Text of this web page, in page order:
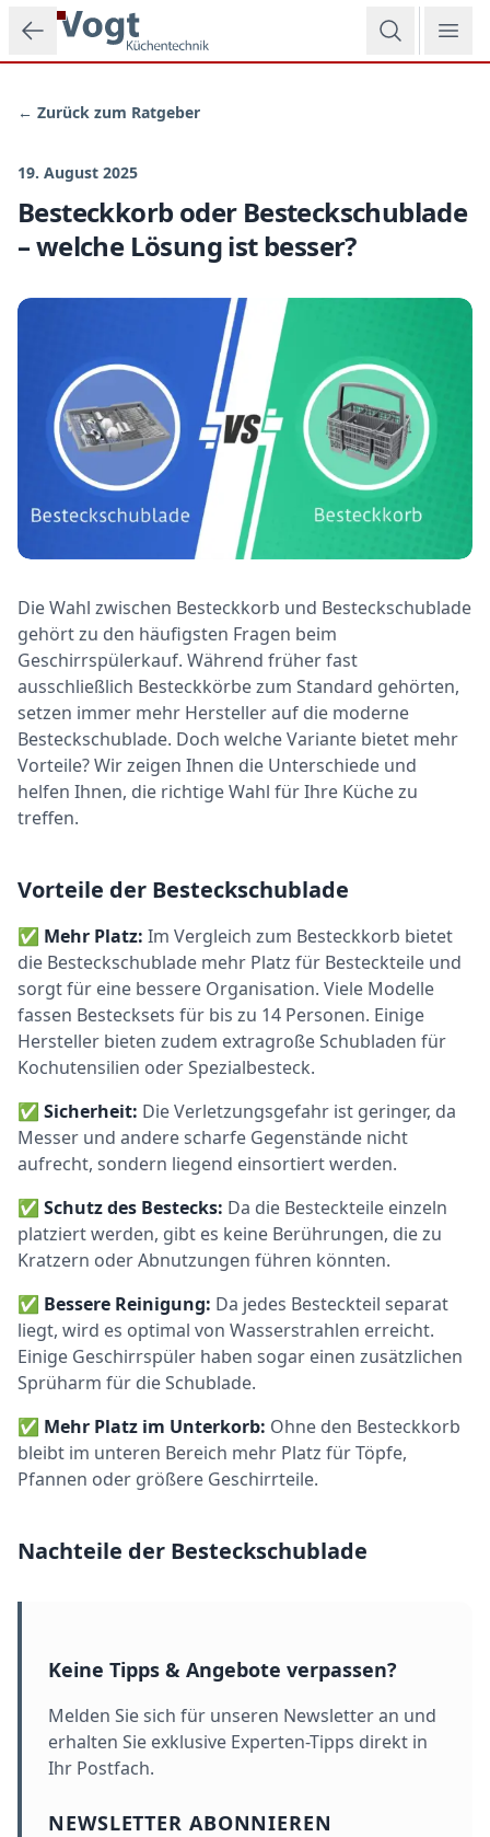
Zum Hauptinhalt springen
← Zurück zum Ratgeber
19. August 2025
Besteckkorb oder Besteckschublade
– welche Lösung ist besser?
Die Wahl zwischen Besteckkorb und Besteckschublade
gehört zu den häufigsten Fragen beim
Geschirrspülerkauf. Während früher fast
ausschließlich Besteckkörbe zum Standard gehörten,
setzen immer mehr Hersteller auf die moderne
Besteckschublade. Doch welche Variante bietet mehr
Vorteile? Wir zeigen Ihnen die Unterschiede und
helfen Ihnen, die richtige Wahl für Ihre Küche zu
treffen.
Vorteile der Besteckschublade
✅ Mehr Platz: Im Vergleich zum Besteckkorb bietet
die Besteckschublade mehr Platz für Besteckteile und
sorgt für eine bessere Organisation. Viele Modelle
fassen Bestecksets für bis zu 14 Personen. Einige
Hersteller bieten zudem extragroße Schubladen für
Kochutensilien oder Spezialbesteck.
✅ Sicherheit: Die Verletzungsgefahr ist geringer, da
Messer und andere scharfe Gegenstände nicht
aufrecht, sondern liegend einsortiert werden.
✅ Schutz des Bestecks: Da die Besteckteile einzeln
platziert werden, gibt es keine Berührungen, die zu
Kratzern oder Abnutzungen führen könnten.
✅ Bessere Reinigung: Da jedes Besteckteil separat
liegt, wird es optimal von Wasserstrahlen erreicht.
Einige Geschirrspüler haben sogar einen zusätzlichen
Sprüharm für die Schublade.
✅ Mehr Platz im Unterkorb: Ohne den Besteckkorb
bleibt im unteren Bereich mehr Platz für Töpfe,
Pfannen oder größere Geschirrteile.
Nachteile der Besteckschublade
Keine Tipps & Angebote verpassen?
Melden Sie sich für unseren Newsletter an und
erhalten Sie exklusive Experten-Tipps direkt in
Ihr Postfach.
NEWSLETTER ABONNIEREN